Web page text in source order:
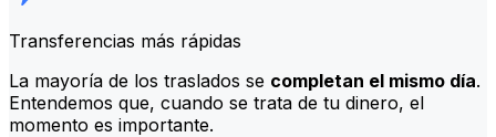
Transferencias más rápidas
La mayoría de los traslados se completan el mismo día.
Entendemos que, cuando se trata de tu dinero, el
momento es importante.